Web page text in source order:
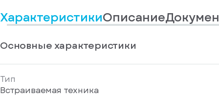
вас
есть
аккаунт
материалы
ХарактеристикиОписание
Основные характеристики
Тип
Встраиваемая техника